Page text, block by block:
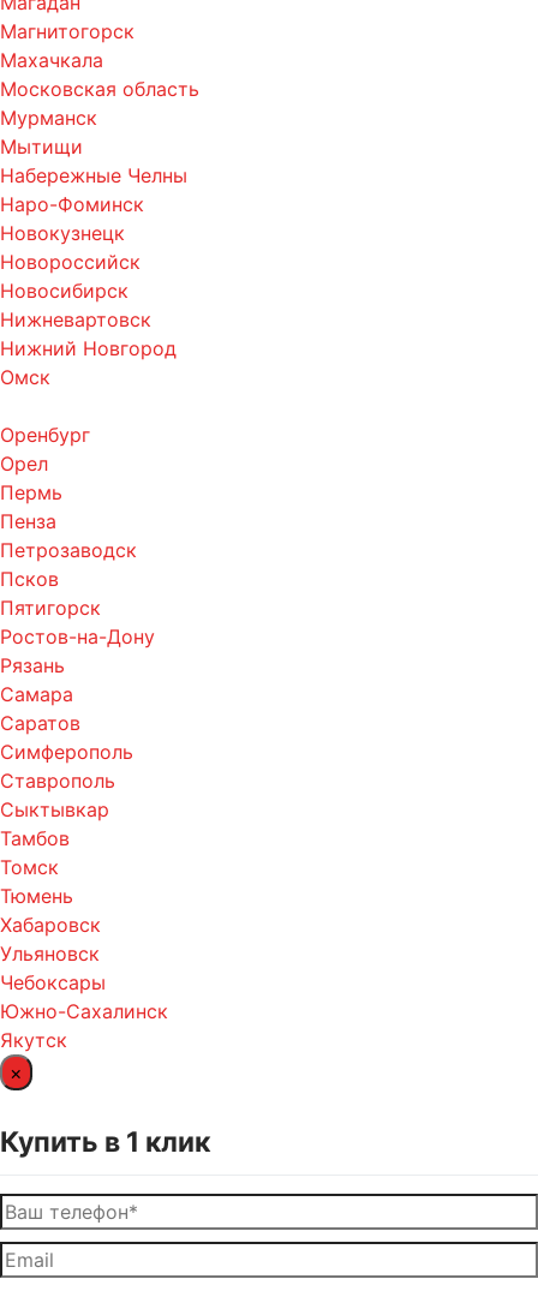
Магнитогорск
Махачкала
Московская область
Мурманск
Мытищи
Набережные Челны
Наро-Фоминск
Новокузнецк
Новороссийск
Новосибирск
Нижневартовск
Нижний Новгород
Омск
Оренбург
Орел
Пермь
Пенза
Петрозаводск
Псков
Пятигорск
Ростов-на-Дону
Рязань
Самара
Саратов
Симферополь
Ставрополь
Сыктывкар
Тамбов
Томск
Тюмень
Хабаровск
Ульяновск
Чебоксары
Южно-Сахалинск
Якутск
×
Купить в 1 клик